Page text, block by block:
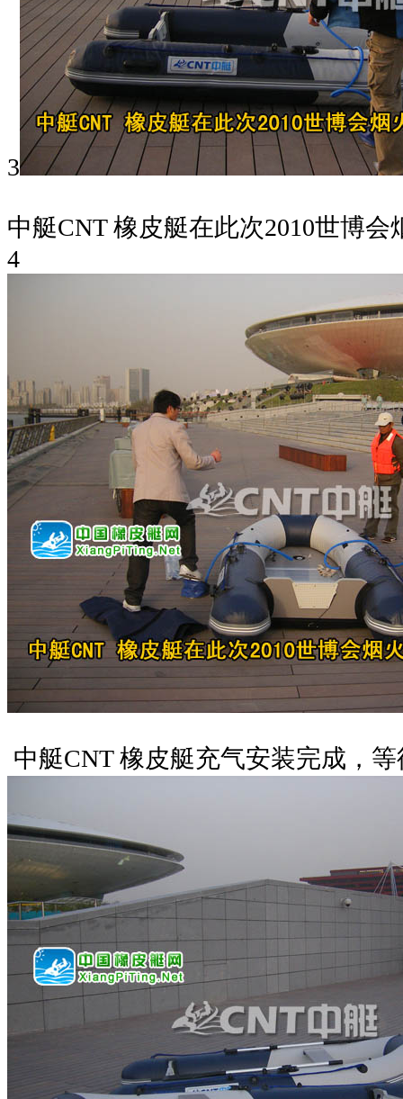
3
中艇CNT 橡皮艇在此次2010世博
4
中艇CNT 橡皮艇充气安装完成，